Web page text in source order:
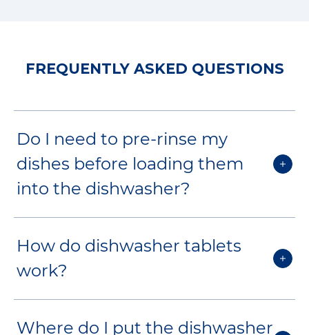
FREQUENTLY ASKED QUESTIONS
Do I need to pre-rinse my
dishes before loading them
into the dishwasher?
No need to! Pre-rinsing is a thing of the
households do it, it’s time consuming
andwasteful of precious resources.
Modern detergents such asFinish
How do dishwasher tablets
work?
Dishwasher tablets contain surfactants,
Where do I put the dishwasher